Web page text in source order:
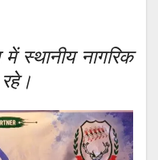
में स्थानीय नागरिक